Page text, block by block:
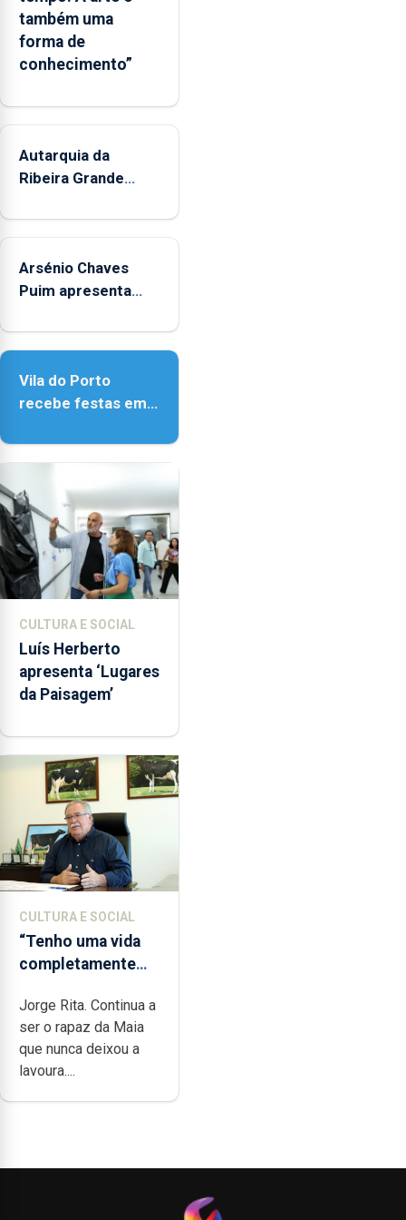
Regional
e
municípios.
também uma
forma de
conhecimento”
Autarquia da
Ribeira Grande
"Museus no Verão"
Arsénio Chaves
Puim apresenta
de Vila do Porto
Vila do Porto
recebe festas em
Senhora da
CULTURA E SOCIAL
Luís Herberto
apresenta ‘Lugares
da Paisagem’
CULTURA E SOCIAL
“Tenho uma vida
completamente
dedicação, gosto e
muita paixão”
Jorge Rita. Continua a
ser o rapaz da Maia
que nunca deixou a
lavoura....